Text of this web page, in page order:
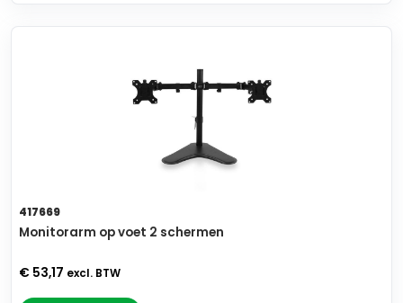
417669
Monitorarm op voet 2 schermen
€ 53,17 excl. BTW